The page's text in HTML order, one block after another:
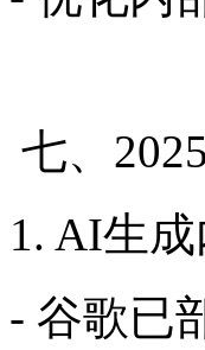
七、
1. AI生成
- 谷歌已